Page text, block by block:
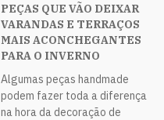
PEÇAS QUE VÃO DEIXAR
VARANDAS E TERRAÇOS
MAIS ACONCHEGANTES
PARA O INVERNO
Algumas peças handmade
podem fazer toda a diferença
na hora da decoração de